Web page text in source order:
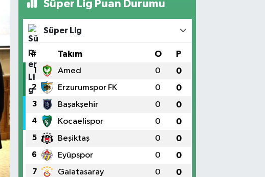
Süper Lig Puan Durumu
Süper Lig
# Takım O P
1 Amed 0 0
2 Erzurumspor FK 0 0
3 Başakşehir 0 0
4 Kocaelispor 0 0
5 Beşiktaş 0 0
6 Eyüpspor 0 0
7 Galatasaray 0 0